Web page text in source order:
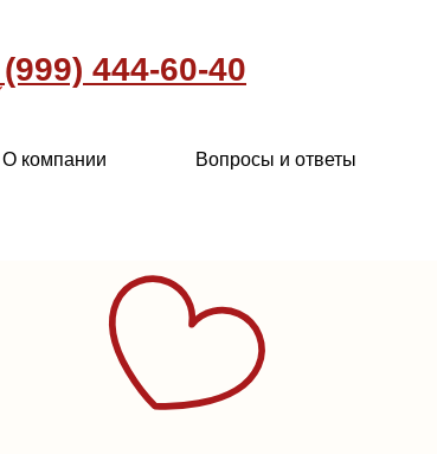
444-60-40
Вопросы и ответы
О компании